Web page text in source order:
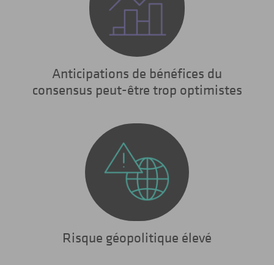
Anticipations de bénéfices du
consensus peut-être trop optimistes
Risque géopolitique élevé